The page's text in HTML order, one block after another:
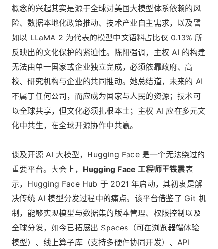
概念的兴起其实是源于全球对美国大模型体系依赖的风
险、数据本地化政策推动、技术产业自主需求，以及譬
如以 LLaMA 2 为代表的模型中文语料占比仅 0.13% 所
反映出的文化保护的紧迫性。陈阳强调，主权 AI 的构建
无法由单一国家或企业独立完成，必须依靠政府、高
校、研究机构与企业的共同推动。她总结道，未来的 AI
不属于任何公司，而应成为国家与人民的资源；技术可
以全球共享，但文化必须扎根本土；主权 AI 应在多元文
化中共生，在全球开源协作中共赢。
谈及开源 AI 大模型，Hugging Face 是一个无法绕过的
重要平台。大会上， Hugging Face 工程师王铁震表
示，Hugging Face Hub 于 2021 年启动，其初衷是解
决传统 AI 模型分发过程中的痛点。该平台借鉴了 Git 机
制，能够实现模型与数据集的版本管理、权限控制以及
全球分发，如今已拓展出 Spaces（可在浏览器端体验
模型）、线上算子库（支持多硬件协同开发）、API